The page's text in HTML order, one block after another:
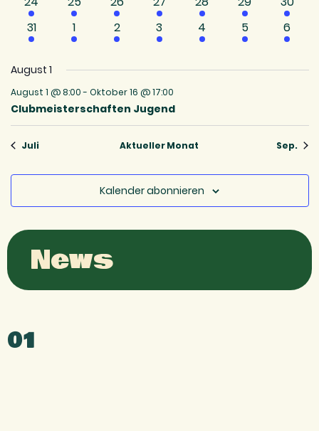
VeranstaltungVeranstaltungVeranstaltungVeranstaltungVeranstaltungVeranstaltung
1
Veranstaltung
31
1
Veranstaltung
1
1
Veranstaltung
2
1
Veranstaltung
3
1
Veranstaltung
4
2
5
16
August 1
August 1 @ 8:00- Oktober 16 @ 17:00
Clubmeisterschaften Jugend
Juli Aktueller Monat Sep.
Kalender abonnieren
News
01